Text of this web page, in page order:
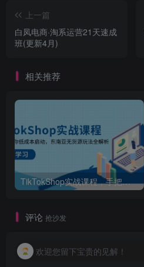
上一篇
白凤电商·淘系运营21天速成
班(更新4月)
相关推荐
TikTokShop实战课程，手把手教你低成本启动，东南亚无货源玩法全解析
评论 抢沙发
欢迎您留下宝贵的见解！